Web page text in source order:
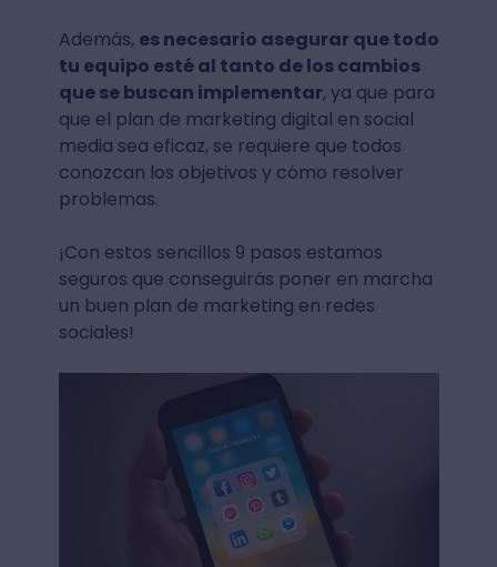
Además, es necesario asegurar que todo
tu equipo esté al tanto de los cambios
que se buscan implementar, ya que para
que el plan de marketing digital en social
media sea eficaz, se requiere que todos
conozcan los objetivos y cómo resolver
problemas.
¡Con estos sencillos 9 pasos estamos
seguros que conseguirás poner en marcha
un buen plan de marketing en redes
sociales!